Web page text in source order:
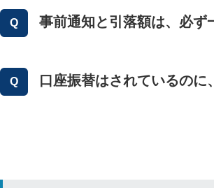
事前通知と引落額は、必ず
口座振替はされているの